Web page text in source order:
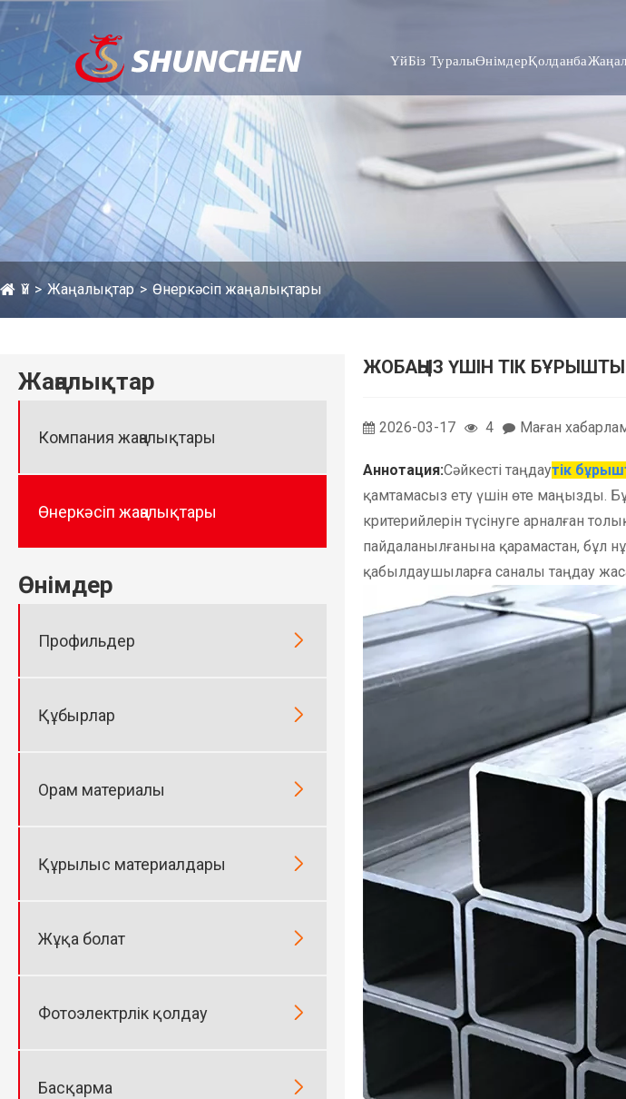
ҮйБіз ТуралыӨнімдерҚолданба
Үй Жаңалықтар Өнеркәсіп жаңалықтары
Жаңалықтар
Компания жаңалықтары
Өнеркәсіп жаңалықтары
Өнімдер
Профильдер 
Құбырлар 
Орам материалы 
Құрылыс материалдары 
Жұқа болат 
Фотоэлектрлік қолдау 
Басқарма 
ЖОБАҢЫЗ ҮШІН ТІК
2026-03-17 4 Маған
Аннотация:Сәйкесті таңдаутік
қамтамасыз ету үшін өте маңызды.
критерийлерін түсінуге арналған
пайдаланылғанына қарамастан, бұл
қабылдаушыларға саналы таңдау